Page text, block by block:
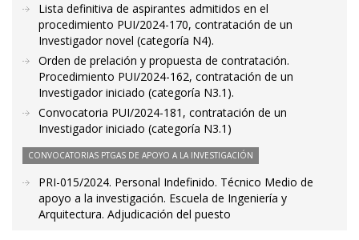
Lista definitiva de aspirantes admitidos en el
procedimiento PUI/2024-170, contratación de un
Investigador novel (categoría N4).
Orden de prelación y propuesta de contratación.
Procedimiento PUI/2024-162, contratación de un
Investigador iniciado (categoría N3.1).
Convocatoria PUI/2024-181, contratación de un
Investigador iniciado (categoría N3.1)
CONVOCATORIAS PTGAS DE APOYO A LA INVESTIGACIÓN
PRI-015/2024. Personal Indefinido. Técnico Medio de
apoyo a la investigación. Escuela de Ingeniería y
Arquitectura. Adjudicación del puesto